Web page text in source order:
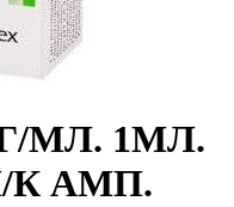
МЛ. 1МЛ.
К АМП.